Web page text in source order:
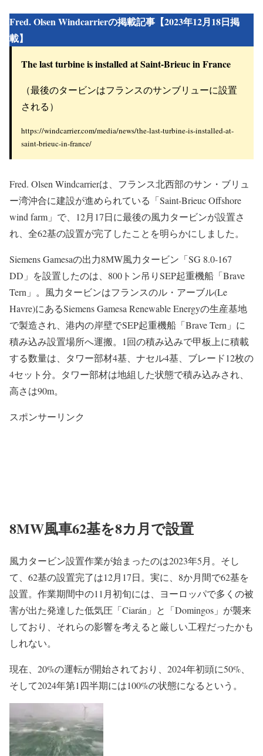
Fred. Olsen Windcarrierの掲載記事【2023年12月18日掲
載】
The last turbine is installed at Saint-Brieuc in France
（最後のタービンはフランスのサンブリューに設置
される）
https://windcarrier.com/media/news/the-last-turbine-is-installed-at-
saint-brieuc-in-france/
Fred. Olsen Windcarrierは、フランス北西部のサン・ブリュ
ー湾沖合に建設が進められている「Saint-Brieuc Offshore
wind farm」で、12月17日に最後の風力タービンが設置さ
れ、全62基の設置が完了したことを明らかにしました。
Siemens Gamesaの出力8MW風力タービン「SG 8.0-167
DD」を設置したのは、800トン吊りSEP起重機船「Brave
Tern」。風力タービンはフランスのル・アーブル(Le
Havre)にあるSiemens Gamesa Renewable Energyの生産基地
で製造され、港内の岸壁でSEP起重機船「Brave Tern」に
積み込み設置場所へ運搬。1回の積み込みで甲板上に積載
する数量は、タワー部材4基、ナセル4基、ブレード12枚の
4セット分。タワー部材は地組した状態で積み込みされ、
高さは90m。
スポンサーリンク
8MW風車62基を8カ月で設置
風力タービン設置作業が始まったのは2023年5月。そし
て、62基の設置完了は12月17日。実に、8か月間で62基を
設置。作業期間中の11月初旬には、ヨーロッパで多くの被
害が出た発達した低気圧「Ciarán」と「Domingos」が襲来
しており、それらの影響を考えると厳しい工程だったかも
しれない。
現在、20%の運転が開始されており、2024年初頭に50%、
そして2024年第1四半期には100%の状態になるという。